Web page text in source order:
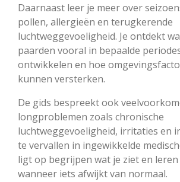
Daarnaast leer je meer over
pollen, allergieën en terugkerende
luchtweggevoeligheid. Je ontdekt
paarden vooral in bepaalde
ontwikkelen en hoe
kunnen versterken.
De gids bespreekt ook
longproblemen zoals chronische
luchtweggevoeligheid, irritaties en
te vervallen in ingewikkelde
ligt op begrijpen wat je ziet en
wanneer iets afwijkt van normaal.